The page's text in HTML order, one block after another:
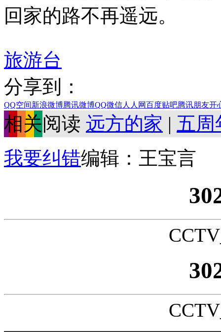
回家的路不再遥远。
旅游台
分享到：
QQ空间新浪微博腾讯微博QQ微信人人网百度贴吧腾讯朋友开
相关阅读 远方的家 | 五周
我要纠错编辑：王宝言